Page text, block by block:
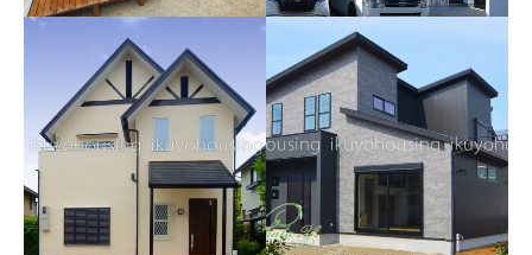
い光がひろがる空間となりま
した。
イクヨのオーダーハウス
～2013_1月Yさま邸～